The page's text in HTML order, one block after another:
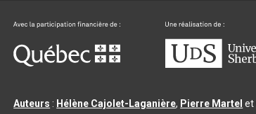
Auteurs : Hélène Cajolet-Laganière, Pierre Martel et